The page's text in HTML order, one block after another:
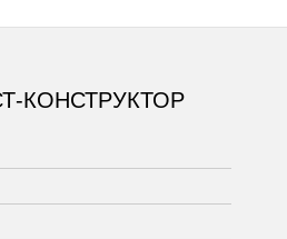
КОНСТРУКТОР